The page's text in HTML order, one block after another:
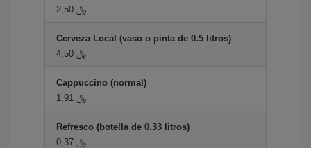
2,50 ﷼
Cerveza Local (vaso o pinta de 0.5 litros)
4,50 ﷼
Cappuccino (normal)
1,91 ﷼
Refresco (botella de 0.33 litros)
0,37 ﷼